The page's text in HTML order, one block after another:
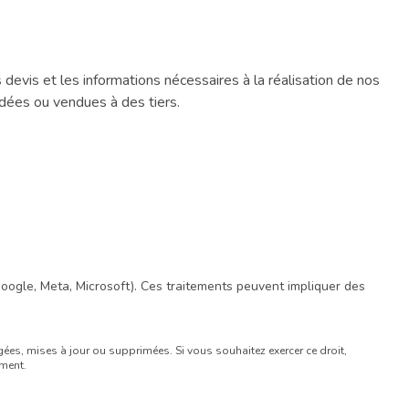
et les informations nécessaires à la réalisation de nos
ou vendues à des tiers.
Meta, Microsoft). Ces traitements peuvent impliquer des
mises à jour ou supprimées. Si vous souhaitez exercer ce droit,